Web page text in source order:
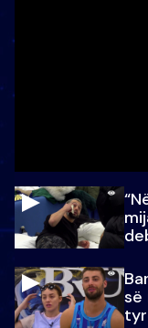
së